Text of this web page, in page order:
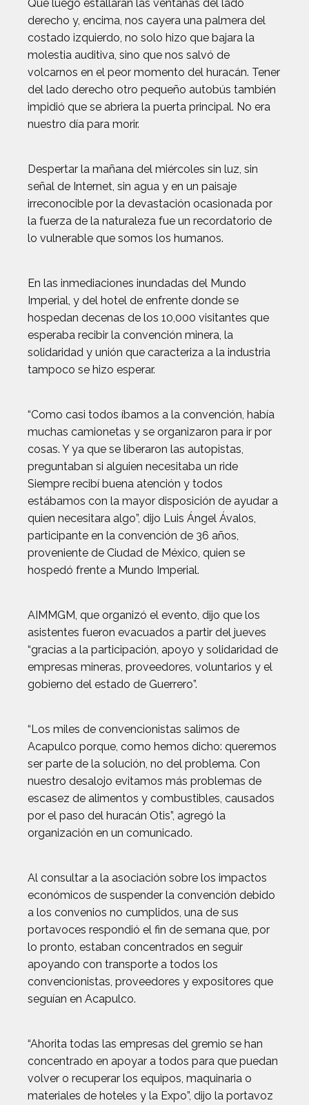
Que luego estallaran las ventanas del lado
derecho y, encima, nos cayera una palmera del
costado izquierdo, no solo hizo que bajara la
molestia auditiva, sino que nos salvó de
volcarnos en el peor momento del huracán. Tener
del lado derecho otro pequeño autobús también
impidió que se abriera la puerta principal. No era
nuestro día para morir.
Despertar la mañana del miércoles sin luz, sin
señal de Internet, sin agua y en un paisaje
irreconocible por la devastación ocasionada por
la fuerza de la naturaleza fue un recordatorio de
lo vulnerable que somos los humanos.
En las inmediaciones inundadas del Mundo
Imperial, y del hotel de enfrente donde se
hospedan decenas de los 10,000 visitantes que
esperaba recibir la convención minera, la
solidaridad y unión que caracteriza a la industria
tampoco se hizo esperar.
“Como casi todos íbamos a la convención, había
muchas camionetas y se organizaron para ir por
cosas. Y ya que se liberaron las autopistas,
preguntaban si alguien necesitaba un ride
Siempre recibí buena atención y todos
estábamos con la mayor disposición de ayudar a
quien necesitara algo”, dijo Luis Ángel Ávalos,
participante en la convención de 36 años,
proveniente de Ciudad de México, quien se
hospedó frente a Mundo Imperial.
AIMMGM, que organizó el evento, dijo que los
asistentes fueron evacuados a partir del jueves
“gracias a la participación, apoyo y solidaridad de
empresas mineras, proveedores, voluntarios y el
gobierno del estado de Guerrero”.
“Los miles de convencionistas salimos de
Acapulco porque, como hemos dicho: queremos
ser parte de la solución, no del problema. Con
nuestro desalojo evitamos más problemas de
escasez de alimentos y combustibles, causados
por el paso del huracán Otis”, agregó la
organización en un comunicado.
Al consultar a la asociación sobre los impactos
económicos de suspender la convención debido
a los convenios no cumplidos, una de sus
portavoces respondió el fin de semana que, por
lo pronto, estaban concentrados en seguir
apoyando con transporte a todos los
convencionistas, proveedores y expositores que
seguían en Acapulco.
“Ahorita todas las empresas del gremio se han
concentrado en apoyar a todos para que puedan
volver o recuperar los equipos, maquinaria o
materiales de hoteles y la Expo”, dijo la portavoz